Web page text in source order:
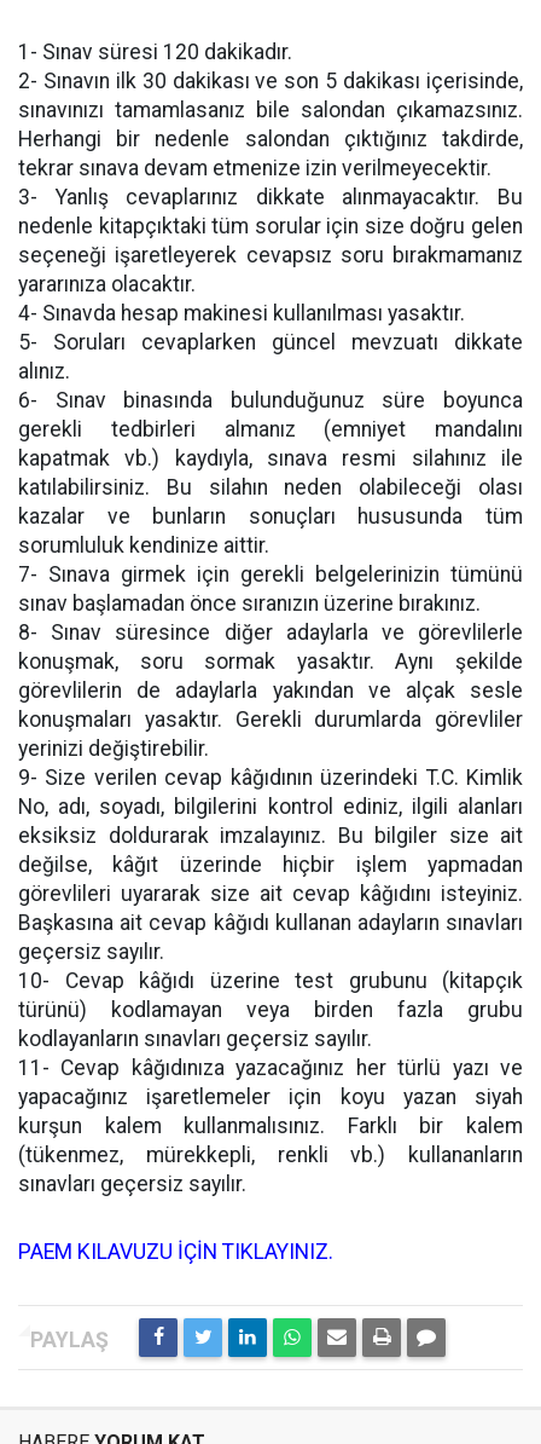
1- Sınav süresi 120 dakikadır.
2- Sınavın ilk 30 dakikası ve son 5 dakikası içerisinde,
sınavınızı tamamlasanız bile salondan çıkamazsınız.
Herhangi bir nedenle salondan çıktığınız takdirde,
tekrar sınava devam etmenize izin verilmeyecektir.
3- Yanlış cevaplarınız dikkate alınmayacaktır. Bu
nedenle kitapçıktaki tüm sorular için size doğru gelen
seçeneği işaretleyerek cevapsız soru bırakmamanız
yararınıza olacaktır.
4- Sınavda hesap makinesi kullanılması yasaktır.
5- Soruları cevaplarken güncel mevzuatı dikkate
alınız.
6- Sınav binasında bulunduğunuz süre boyunca
gerekli tedbirleri almanız (emniyet mandalını
kapatmak vb.) kaydıyla, sınava resmi silahınız ile
katılabilirsiniz. Bu silahın neden olabileceği olası
kazalar ve bunların sonuçları hususunda tüm
sorumluluk kendinize aittir.
7- Sınava girmek için gerekli belgelerinizin tümünü
sınav başlamadan önce sıranızın üzerine bırakınız.
8- Sınav süresince diğer adaylarla ve görevlilerle
konuşmak, soru sormak yasaktır. Aynı şekilde
görevlilerin de adaylarla yakından ve alçak sesle
konuşmaları yasaktır. Gerekli durumlarda görevliler
yerinizi değiştirebilir.
9- Size verilen cevap kâğıdının üzerindeki T.C. Kimlik
No, adı, soyadı, bilgilerini kontrol ediniz, ilgili alanları
eksiksiz doldurarak imzalayınız. Bu bilgiler size ait
değilse, kâğıt üzerinde hiçbir işlem yapmadan
görevlileri uyararak size ait cevap kâğıdını isteyiniz.
Başkasına ait cevap kâğıdı kullanan adayların sınavları
geçersiz sayılır.
10- Cevap kâğıdı üzerine test grubunu (kitapçık
türünü) kodlamayan veya birden fazla grubu
kodlayanların sınavları geçersiz sayılır.
11- Cevap kâğıdınıza yazacağınız her türlü yazı ve
yapacağınız işaretlemeler için koyu yazan siyah
kurşun kalem kullanmalısınız. Farklı bir kalem
(tükenmez, mürekkepli, renkli vb.) kullananların
sınavları geçersiz sayılır.
PAEM KILAVUZU İÇİN TIKLAYINIZ.